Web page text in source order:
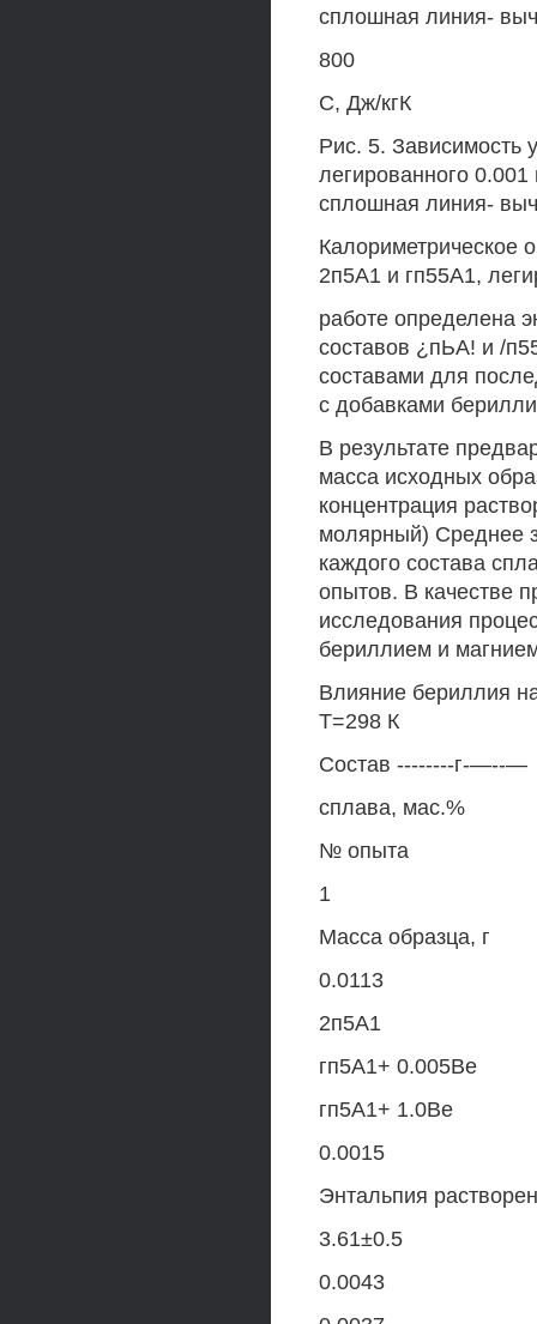
сплошная линия-
800
С, Дж/кгК
Рис. 5. Зависимость
легированного
сплошная линия-
Калориметрическое
2п5А1 и гп55А1,
работе определена
составов ¿пЬА! и /
составами для
с добавками
В результате
масса исходных
концентрация
молярный) Среднее
каждого состава
опытов. В качестве
исследования
бериллием и
Влияние бериллия
Т=298 К
Состав --------г-—--—
сплава, мас.%
№ опыта
1
Масса образца, г
0.0113
2п5А1
гп5А1+ 0.005Ве
гп5А1+ 1.0Ве
0.0015
Энтальпия
3.61±0.5
0.0043